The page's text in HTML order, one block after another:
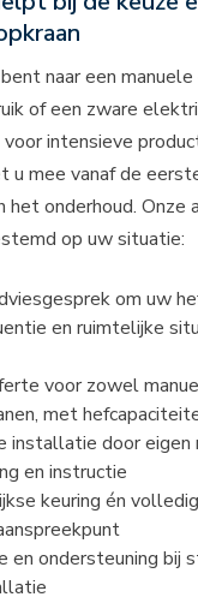
naar een
of een zware
intensieve
u mee vanaf de
het onderhoud. Onze
op uw situatie:
om uw
en ruimtelijke
voor zowel
met
installatie door eigen
en instructie
keuring én
en ondersteuning bij